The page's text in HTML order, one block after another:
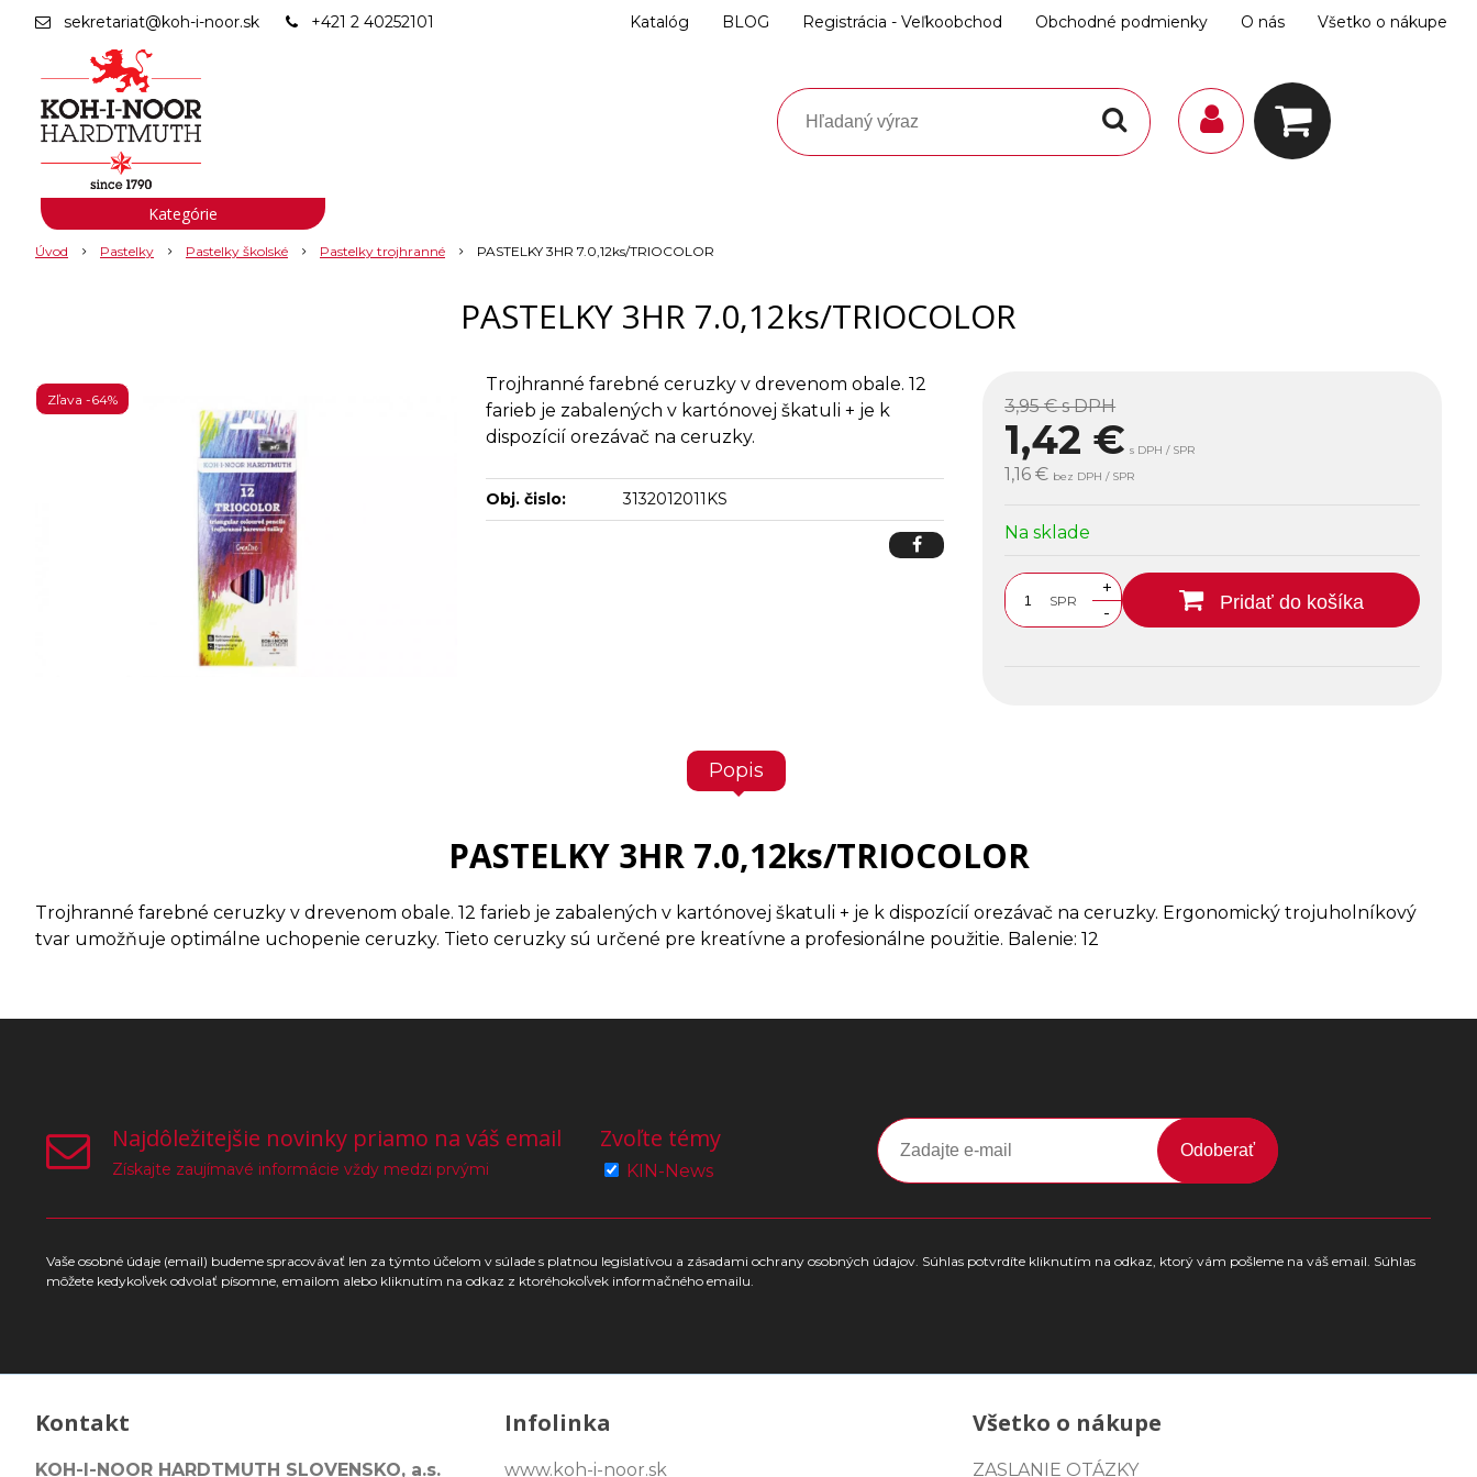
sekretariat@koh-i-noor.sk +421 2 40252101 Katalóg BLOG Registrácia - Veľkoobchod Obchodné podmienky O nás Všetko o nákupe
Úvod Pastelky Pastelky školské Pastelky trojhranné PASTELKY 3HR 7.0,12ks/TRIOCOLOR
PASTELKY 3HR 7.0,12ks/TRIOCOLOR
Zľava -64% 3,95 €s DPH
1,42 € s DPH / SPR
1,16 € bez DPH / SPR
Na sklade
SPR
+
-
Pridať do košíka
Trojhranné farebné ceruzky v drevenom obale. 12
farieb je zabalených v kartónovej škatuli + je k
dispozícií orezávač na ceruzky.
Obj. čislo: 3132012011KS
Popis
PASTELKY 3HR 7.0,12ks/TRIOCOLOR
Trojhranné farebné ceruzky v drevenom obale. 12 farieb je zabalených v kartónovej škatuli + je k dispozícií orezávač na ceruzky. Ergonomický trojuholníkový
tvar umožňuje optimálne uchopenie ceruzky. Tieto ceruzky sú určené pre kreatívne a profesionálne použitie. Balenie: 12
Kategórie
Najdôležitejšie novinky priamo na váš email
Získajte zaujímavé informácie vždy medzi prvými
Zvoľte témy
KIN-News
Odoberať
Vaše osobné údaje (email) budeme spracovávať len za týmto účelom v súlade s platnou legislatívou a zásadami ochrany osobných údajov. Súhlas potvrdíte kliknutím na odkaz, ktorý vám pošleme na váš email. Súhlas
môžete kedykoľvek odvolať písomne, emailom alebo kliknutím na odkaz z ktoréhokoľvek informačného emailu.
Kontakt
KOH-I-NOOR HARDTMUTH SLOVENSKO, a.s.
Infolinka
www.koh-i-noor.sk
Všetko o nákupe
ZASLANIE OTÁZKY